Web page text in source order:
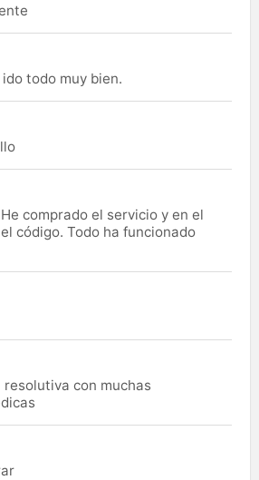
todo muy bien.
comprado el servicio y en el
código. Todo ha funcionado
con muchas